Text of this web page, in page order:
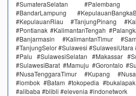
#SumateraSelatan #Palembang
#BandarLampung
#KepulauanRiau #TanjungPinang
#Pontianak #KalimantanTengah
#Banjarmasin #KalimantanTimur
#TanjungSelor #Sulawesi
#Palu #SulawesiSelatan #Makassar
#SulawesiBarat #Mamuju #Gorontalo
#NusaTenggaraTimur #Kupang
#lombok #Batam #tokopedia
#alibaba #blibli #elevenia #indonetwork